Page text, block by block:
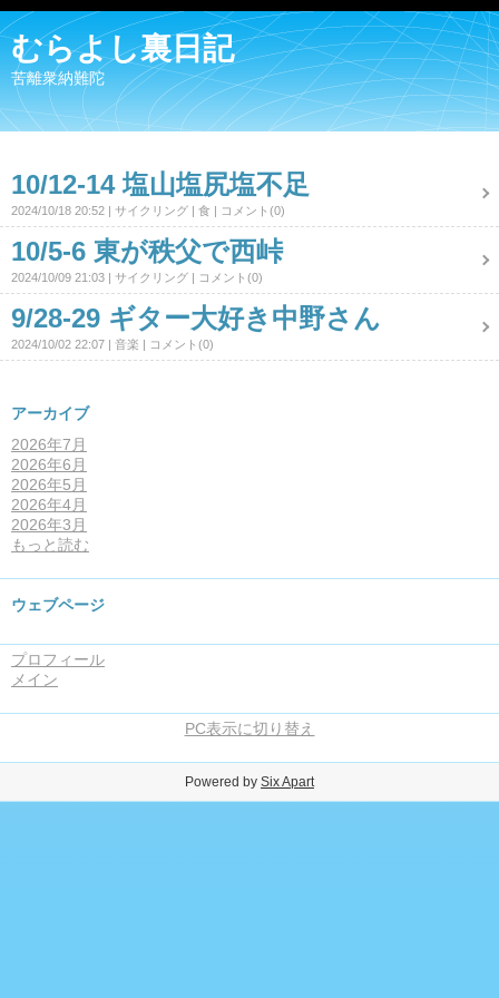
むらよし裏日記
苦離衆納難陀
10/12-14 塩山塩尻塩不足
2024/10/18 20:52 サイクリング 食 コメント(0)
10/5-6 東が秩父で西峠
2024/10/09 21:03 サイクリング コメント(0)
9/28-29 ギター大好き中野さん
2024/10/02 22:07 音楽 コメント(0)
アーカイブ
2026年7月
2026年6月
2026年5月
2026年4月
2026年3月
もっと読む
ウェブページ
プロフィール
メイン
PC表示に切り替え
Powered by Six Apart